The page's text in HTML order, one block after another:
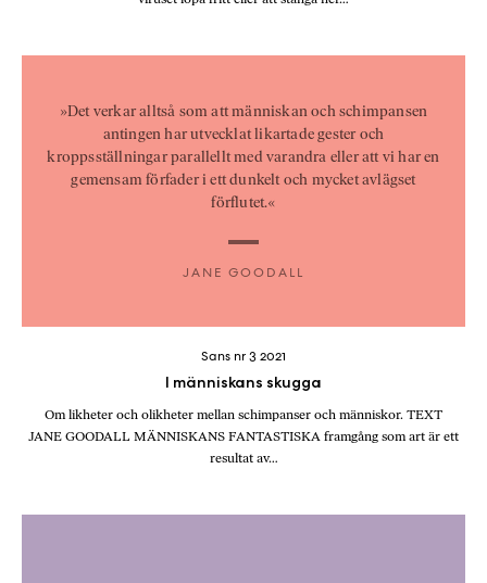
»Det verkar alltså som att människan och schimpansen
antingen har utvecklat likartade gester och
kroppsställningar parallellt med varandra eller att vi har en
gemensam förfader i ett dunkelt och mycket avlägset
förflutet.«
JANE GOODALL
I människans skugga
Sans nr 3 2021
Om likheter och olikheter mellan schimpanser och människor. TEXT
JANE GOODALL MÄNNISKANS FANTASTISKA framgång som art är ett
resultat av…